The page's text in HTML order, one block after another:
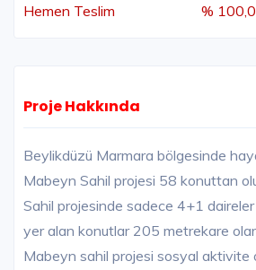
Hemen Teslim
%
Proje Hakkında
Beylikdüzü Marmara bölgesinde
Mabeyn Sahil projesi 58 konuttan
Sahil projesinde sadece 4+1 daireler
yer alan konutlar 205 metrekare
Mabeyn sahil projesi sosyal aktivite